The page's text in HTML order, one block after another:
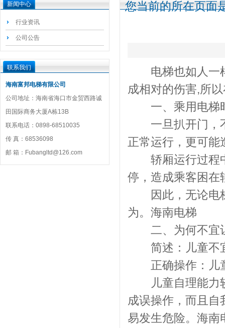
新闻中心
行业资讯
公司公告
联系我们
海南富邦电梯有限公司
公司地址：海南省海口市金贸西路诚
田国际商务大厦A栋13B
联系电话：0898-68510035
传 真：68536098
邮 箱：Fubangltd@126.com
您当前的所在页面
电梯也如人一样
成相对的伤害,所
一、乘用电梯
一旦扒开门，不
正常运行，更可能
轿厢运行过程中
停，造成乘客困在
因此，无论电梯
为。海南电梯
二、为何不宜
简述：儿童不
正确操作：儿
儿童自理能力较
成误操作，而且
易发生危险。海南